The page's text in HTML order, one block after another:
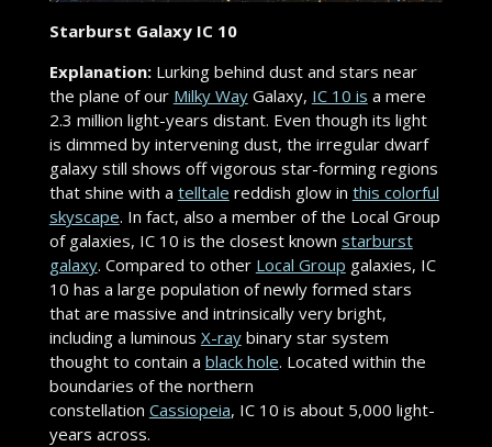
Starburst Galaxy IC 10
Explanation: Lurking behind dust and stars near
the plane of our Milky Way Galaxy, IC 10 is a mere
2.3 million light-years distant. Even though its light
is dimmed by intervening dust, the irregular dwarf
galaxy still shows off vigorous star-forming regions
that shine with a telltale reddish glow in this colorful
skyscape. In fact, also a member of the Local Group
of galaxies, IC 10 is the closest known starburst
galaxy. Compared to other Local Group galaxies, IC
10 has a large population of newly formed stars
that are massive and intrinsically very bright,
including a luminous X-ray binary star system
thought to contain a black hole. Located within the
boundaries of the northern
constellation Cassiopeia, IC 10 is about 5,000 light-
years across.